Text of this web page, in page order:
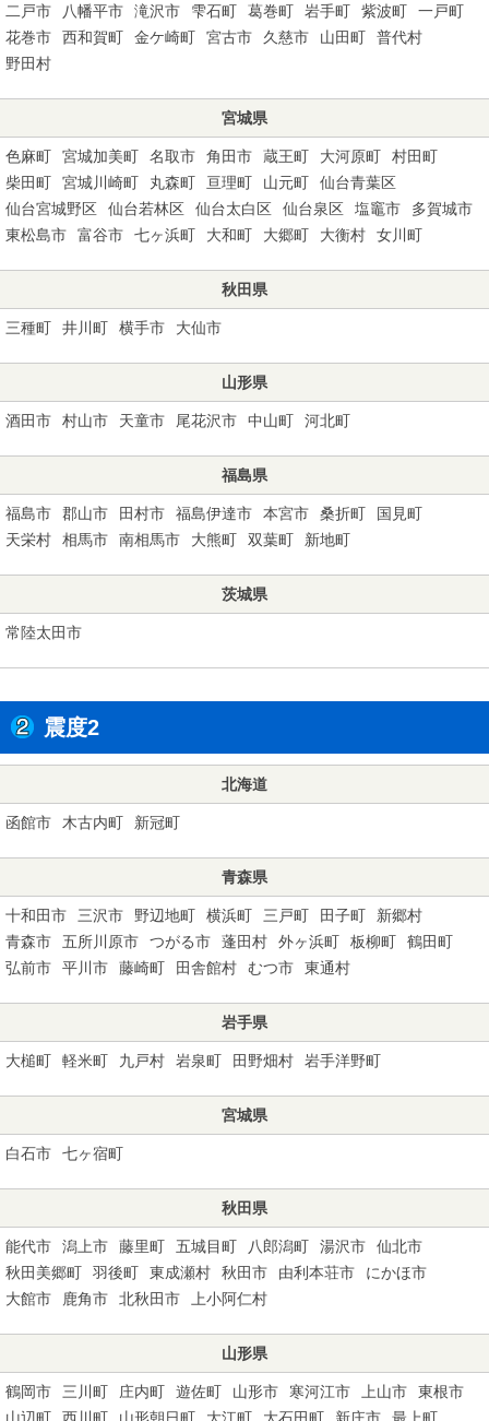
二戸市 八幡平市 滝沢市 雫石町 葛巻町 岩手町 紫波町
一戸町
花巻市
西和賀町 金ケ崎町 宮古市 久慈市 山田町
普代村
野田村
宮城県
色麻町 宮城加美町 名取市 角田市 蔵王町 大河原町
村田町
柴田町
宮城川崎町 丸森町 亘理町 山元町
仙台青葉区
仙台宮城野区
仙台若林区 仙台太白区 仙台泉区 塩竈市
多賀城市
東松島市
富谷市 七ヶ浜町 大和町 大郷町 大衡村 女川町
秋田県
三種町 井川町 横手市 大仙市
山形県
酒田市 村山市 天童市 尾花沢市 中山町 河北町
福島県
福島市 郡山市 田村市 福島伊達市 本宮市 桑折町
国見町
天栄村
相馬市 南相馬市 大熊町 双葉町 新地町
茨城県
常陸太田市
震度2
北海道
函館市 木古内町 新冠町
青森県
十和田市 三沢市 野辺地町 横浜町 三戸町 田子町
新郷村
青森市
五所川原市 つがる市 蓬田村 外ヶ浜町 板柳町
鶴田町
弘前市
平川市 藤崎町 田舎館村 むつ市 東通村
岩手県
大槌町 軽米町 九戸村 岩泉町 田野畑村 岩手洋野町
宮城県
白石市 七ヶ宿町
秋田県
能代市 潟上市 藤里町 五城目町 八郎潟町 湯沢市
仙北市
秋田美郷町
羽後町 東成瀬村 秋田市 由利本荘市
にかほ市
大館市
鹿角市 北秋田市 上小阿仁村
山形県
鶴岡市 三川町 庄内町 遊佐町 山形市 寒河江市 上山市
東根市
山辺町
西川町 山形朝日町 大江町 大石田町 新庄市 最上町